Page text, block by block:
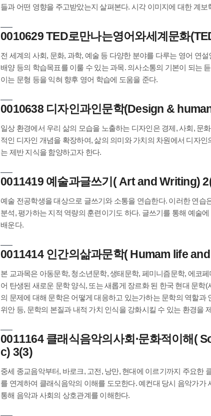
들과 어떤 영향을 주고받았는지 살펴본다. 시각 이미지에 대한 계
0010629 TED로만나는영어와세계문화
전 세계의 사회, 문화, 과학, 예술 등 다양한 분야를 다루는 영어 연
배양 등의 학습목표를 이룰 수 있는 과목. 의사소통의 기본이 되는
이는 문형 등을 익혀 향후 영어 학습에 도움을 준다.
0010638 디자인과인문학(Design &
일상 환경에서 우리 삶의 모습을 노출하는 디자인은 경제, 사회, 문
적인 디자인 개념을 확장하여, 삶의 의미와 가치의 차원에서 디자
는 제반 지식을 함양하고자 한다.
0011419 예술과글쓰기( Art and Writing)
예술 전공학생을 대상으로 글쓰기와 소통을 연습한다. 이러한 연
분석, 평가하는 지적 역량의 훈련이기도 하다. 글쓰기를 통해 예술
배운다.
0011414 인간의삶과문학( Humam life
본 교과목은 아동문학, 청소년문학, 생태문학, 페미니즘문학, 에코
어 탄생된 새로운 문학 양식, 또는 새롭게 장르화 된 한국 현대 문
의 문제에 대해 문학은 어떻게 대응하고 있는가하는 문학의 역할
위안 등, 문학의 본질과 내적 가치 인식을 강화시킬 수 있는 환경을
0011164 클래식음악의사회⋅문화적이해
c) 3(3)
중세 종교음악부터, 바로크, 고전, 낭만, 현대에 이르기까지 주요한
를 연계하여 클래식음악의 이해를 도모한다. 예컨대 당시 음악가가
통해 음악과 사회의 상호관계를 이해한다.